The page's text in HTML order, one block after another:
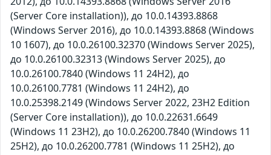
(Server Core installation)), до 10.0.14393.8868
(Windows Server 2016), до 10.0.14393.8868 (Windows
10 1607), до 10.0.26100.32370 (Windows Server 2025),
до 10.0.26100.32313 (Windows Server 2025), до
10.0.26100.7840 (Windows 11 24H2), до
10.0.26100.7781 (Windows 11 24H2), до
10.0.25398.2149 (Windows Server 2022, 23H2 Edition
(Server Core installation)), до 10.0.22631.6649
(Windows 11 23H2), до 10.0.26200.7840 (Windows 11
25H2), до 10.0.26200.7781 (Windows 11 25H2), до